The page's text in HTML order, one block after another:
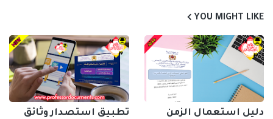
YOU MIGHT LIKE
دليل استعمال الزمن
تطبيق استصدار وثائق